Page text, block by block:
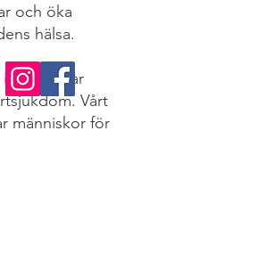
och öka
hälsa.
Vårt
människor för